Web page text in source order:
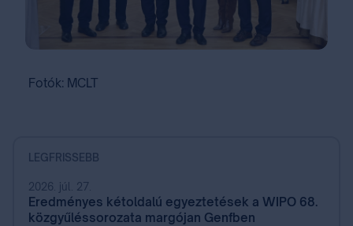
Fotók: MCLT
LEGFRISSEBB
2026. júl. 27.
Eredményes kétoldalú egyeztetések a WIPO 68.
közgyűléssorozata margójan Genfben